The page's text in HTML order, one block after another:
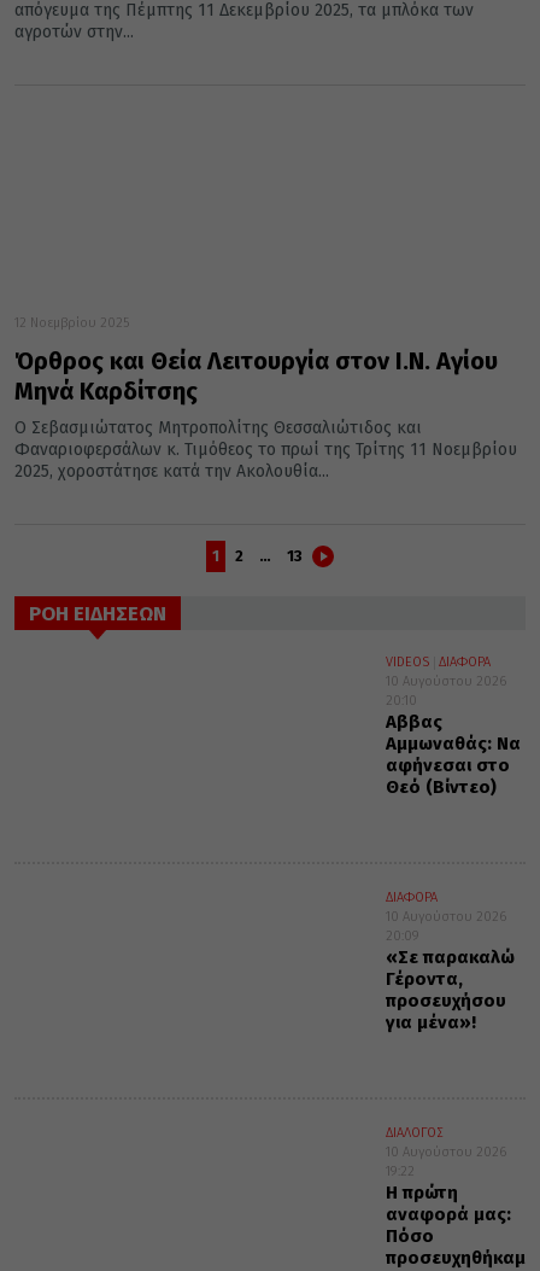
απόγευμα της Πέμπτης 11 Δεκεμβρίου 2025, τα μπλόκα των
αγροτών στην...
12 Νοεμβρίου 2025
Όρθρος και Θεία Λειτουργία στον Ι.Ν. Αγίου
Μηνά Καρδίτσης
Ο Σεβασμιώτατος Μητροπολίτης Θεσσαλιώτιδος και
Φαναριοφερσάλων κ. Τιμόθεος το πρωί της Τρίτης 11 Νοεμβρίου
2025, χοροστάτησε κατά την Ακολουθία...
1 2 … 13
ΡΟΗ ΕΙΔΗΣΕΩΝ
VIDEOS
ΔΙΑΦΟΡΑ
10 Αυγούστου 2026
20:10
Αββας
Αμμωναθάς: Να
αφήνεσαι στο
Θεό (Βίντεο)
ΔΙΑΦΟΡΑ
10 Αυγούστου 2026
20:09
«Σε παρακαλώ
Γέροντα,
προσευχήσου
για μένα»!
ΔΙΑΛΟΓΟΣ
10 Αυγούστου 2026
19:22
Η πρώτη
αναφορά μας:
Πόσο
προσευχηθήκαμε